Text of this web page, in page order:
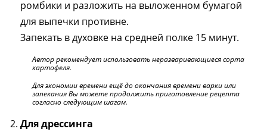
ромбики и разложить на выложенном бумагой
для выпечки противне.
Запекать в духовке на средней полке 15 минут.
Автор рекомендует использовать неразваривающиеся сорта
картофеля.
Для экономии времени ещё до окончания времени варки или
запекания Вы можете продолжить приготовление рецепта
согласно следующим шагам.
Для дрессинга